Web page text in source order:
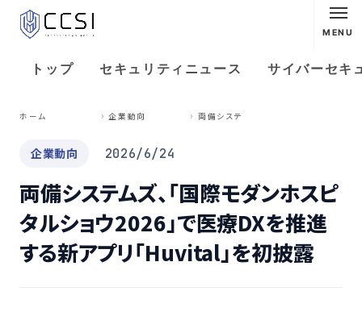
MENU
トップ セキュリティニュース サイバーセキ
ホーム 企業動向
企業動向 2026/6/24
両備システムズ、「国際モダンホスピ
タルショウ2026」で医療DXを推進
する新アプリ「Huvital」を初披露